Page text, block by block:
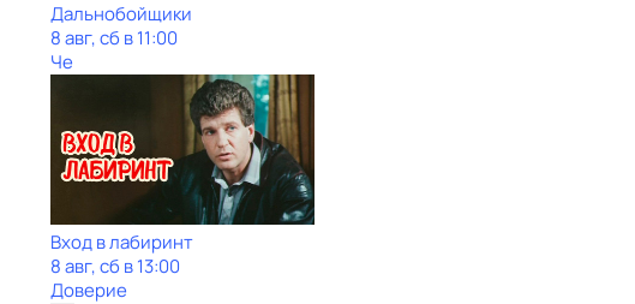
Дальнобойщики
8 авг, сб в 11:00
Че
Вход в лабиринт
8 авг, сб в 13:00
Доверие